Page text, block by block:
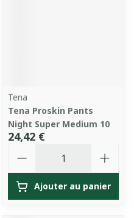
Tena
Tena Proskin Pants
Night Super Medium 10
24,42 €
Ajouter au panier